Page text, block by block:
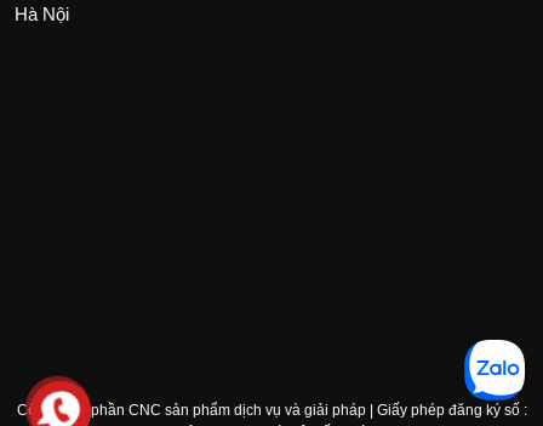
Hà Nội
Công ty cổ phần CNC sản phẩm dịch vụ và giải pháp | Giấy phép đăng ký số :